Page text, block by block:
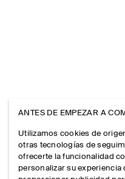
ANTES DE EMPEZAR A
Utilizamos cookies de
otras tecnologías de
ofrecerte la funcionalidad
personalizar su experiencia